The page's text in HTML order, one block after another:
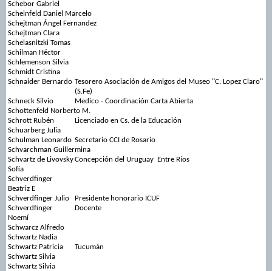
Schebor Gabriel
Scheinfeld Daniel Marcelo
Schejtman Ángel Fernandez
Schejtman Clara
Schelasnitzki Tomas
Schilman Héctor
Schlemenson Silvia
Schmidt Cristina
Schnaider Bernardo Tesorero Asociación de Amigos del Museo "C. Lopez Claro"
(S.Fe)
Schneck Silvio
Medico - Coordinación Carta Abierta
Schottenfeld Norberto M.
Schrott Rubén
Licenciado en Cs. de la Educación
Schuarberg Julia
Schulman Leonardo Secretario CCI de Rosario
Schvarchman Guillermina
Schvartz de Livovsky
Sofía
Concepción del Uruguay Entre Ríos
Schverdfinger
Beatriz E
Schverdfinger Julio
Presidente honorario ICUF
Schverdfinger
Noemí
Docente
Schwarcz Alfredo
Schwartz Nadia
Schwartz Patricia
Tucumán
Schwartz Silvia
Schwartz Silvia